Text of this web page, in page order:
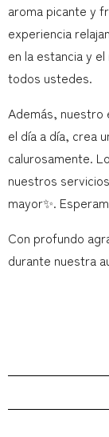
aroma picante y
experiencia
en la estancia y
todos ustedes.
Además, nuestro
el día a día, crea
calurosamente.
nuestros
mayor✨.
Con profundo
durante nuestra